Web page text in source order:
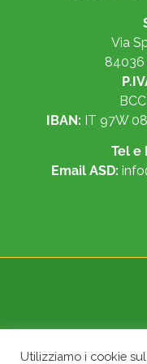
Via
84036
IBAN: IT 97W
Tel e
Email ASD:
Utilizziamo i cookie